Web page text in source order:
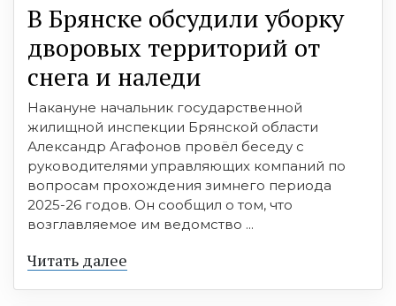
В Брянске обсудили уборку
дворовых территорий от
снега и наледи
Накануне начальник государственной
жилищной инспекции Брянской области
Александр Агафонов провёл беседу с
руководителями управляющих компаний по
вопросам прохождения зимнего периода
2025-26 годов. Он сообщил о том, что
возглавляемое им ведомство ...
Читать далее